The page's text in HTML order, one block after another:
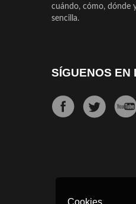
cuándo, cómo, dónde
sencilla.
SÍGUENOS EN
Cookies